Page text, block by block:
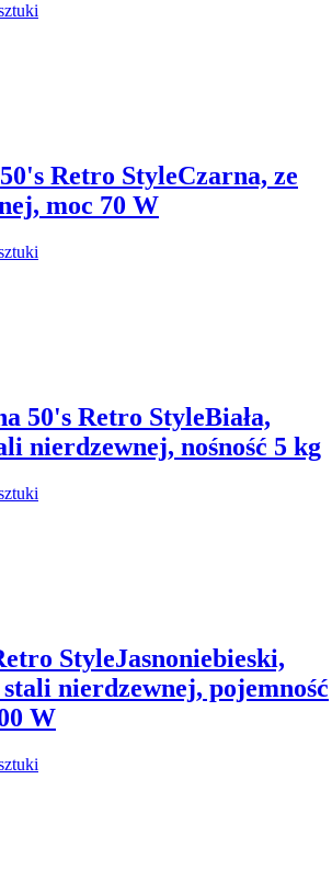
Retro StyleCzarna, ze
moc 70 W
50's Retro StyleBiała,
nierdzewnej, nośność 5 kg
StyleJasnoniebieski,
nierdzewnej, pojemność
W